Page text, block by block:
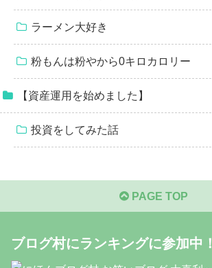
ラーメン大好き
粉もんは粉やから0キロカロリー
【資産運用を始めました】
投資をしてみた話
PAGE TOP
ブログ村にランキングに参加中！